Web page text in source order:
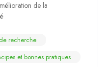
de la
recherche
et bonnes pratiques